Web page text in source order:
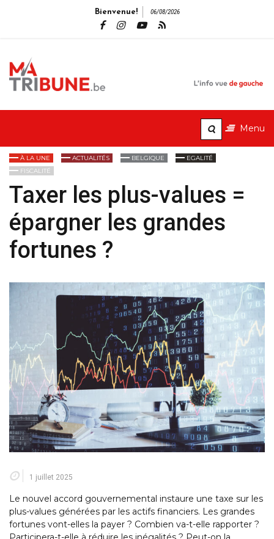
Bienvenue! 06/08/2026
Menu
À LA UNE ACTUALITÉS BELGIQUE
EGALITÉ
FISCALITÉ
Taxer les plus-values =
épargner les grandes
fortunes ?
1 juillet 2025
Le nouvel accord gouvernemental instaure une taxe sur les
plus-values générées par les actifs financiers. Les grandes
fortunes vont-elles la payer ? Combien va-t-elle rapporter ?